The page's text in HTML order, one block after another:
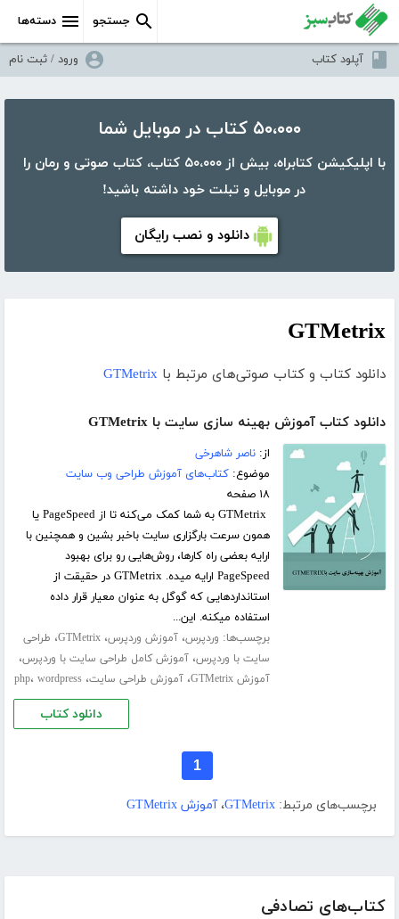
دسته‌ها جستجو
آپلود کتاب ورود / ثبت نام
۵۰،۰۰۰ کتاب در موبایل شما
با اپلیکیشن کتابراه، بیش از ۵۰،۰۰۰ کتاب، کتاب صوتی و رمان را
در موبایل و تبلت خود داشته باشید!
دانلود و نصب رایگان
کتاب‌های تصادفی
GTMetrix
دانلود کتاب و کتاب صوتی‌های مرتبط با GTMetrix
دانلود کتاب آموزش بهینه سازی سایت با GTMetrix
از:ناصر شاهرخی
موضوع:کتاب‌های آموزش طراحی وب سایت
۱۸ صفحه
GTMetrix به شما کمک می‌کنه تا از PageSpeed یا
همون سرعت بارگزاری سایت باخبر بشین و همچنین با
ارایه بعضی راه کارها، روش‌هایی رو برای بهبود
PageSpeed ارایه میده. GTMetrix در حقیقت از
استانداردهایی که گوگل به عنوان معیار قرار داده
استفاده میکنه. این...
برچسب‌ها: وردپرس،آموزش وردپرس،GTMetrix، طراحی
سایت با وردپرس،آموزش کامل طراحی سایت با وردپرس،
آموزش GTMetrix ،آموزش طراحی سایت، php، wordpress
دانلود کتاب
1
برچسب‌های مرتبط: GTMetrix،آموزش GTMetrix